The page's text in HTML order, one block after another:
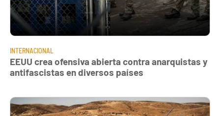
INTERNACIONAL
EEUU crea ofensiva abierta contra anarquistas y
antifascistas en diversos países